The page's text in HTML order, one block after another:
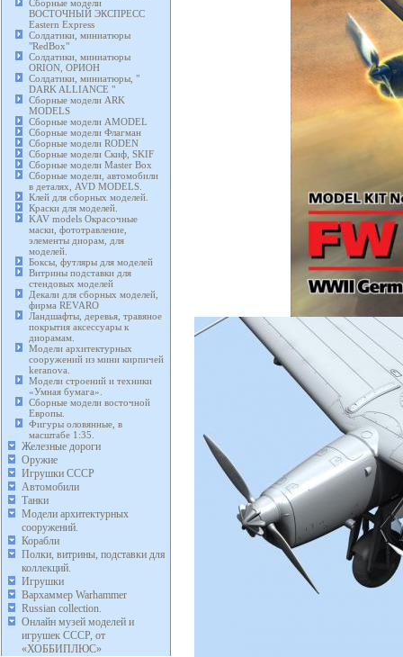
Сборные модели
ВОСТОЧНЫЙ ЭКСПРЕСС
Eastern Express
Солдатики, миниатюры
"RedBox"
Солдатики, миниатюры
ORION, ОРИОН
Солдатики, миниатюры, "
DARK ALLIANCE "
Сборные модели ARK
MODELS
Сборные модели AMODEL
Сборные модели Флагман
Сборные модели RODEN
Сборные модели Скиф, SKIF
Сборные модели Master Box
Сборные модели, автомобили
в деталях, AVD MODELS.
Клей для сборных моделей.
Краски для моделей.
KAV models Окрасочные
маски, фототравление,
элементы диорам, для
моделей.
Боксы, футляры для моделей
Витрины подставки для
стендовых моделей
Декали для сборных моделей,
фирма REVARO
Ландшафты, деревья, травяное
покрытия аксессуары к
диорамам.
Модели архитектурных
сооружений из мини кирпичей
keranova.
Модели строений и техники
«Умная бумага».
Сборные модели восточной
Европы.
Фигуры оловянные, в
масштабе 1:35.
Железные дороги
Оружие
Игрушки СССР
Автомобили
Танки
Модели архитектурных
сооружений.
Корабли
Полки, витрины, подставки для
коллекций.
Игрушки
Вархаммер Warhammer
Russian collection.
Онлайн музей моделей и
игрушек СССР, от
«ХОББИПЛЮС»